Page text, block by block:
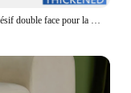
Ruban adhésif double face pour la maison, ruban adhésif décoratif pour bain supplémentaire, ruban imperméable transparent épaissi, colle, choses utiles